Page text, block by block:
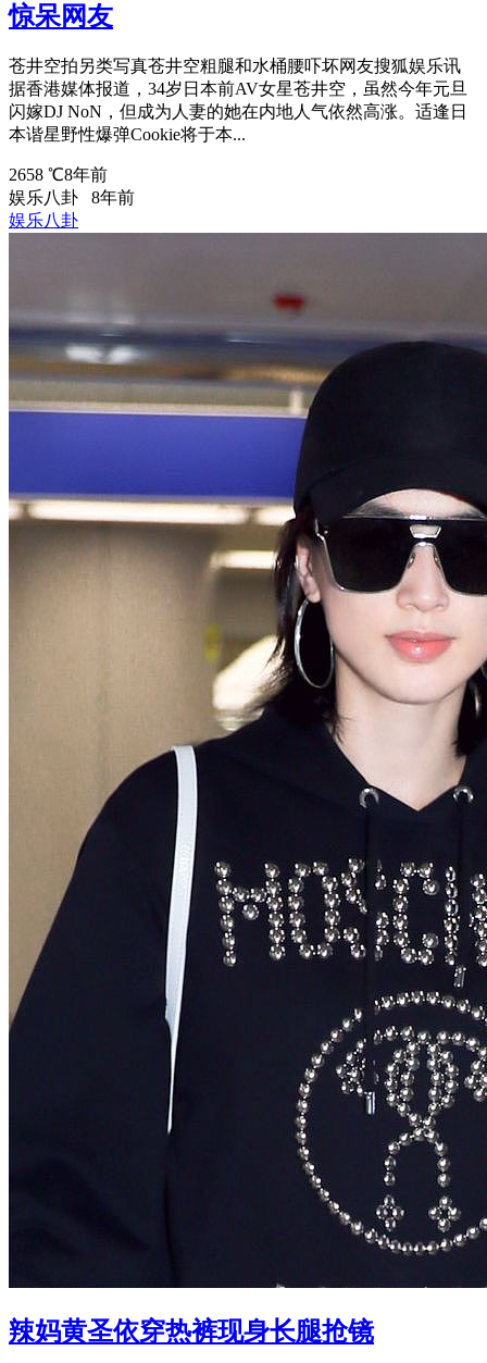
惊呆网友
苍井空拍另类写真苍井空粗腿和水桶腰吓坏网友搜狐娱乐讯
据香港媒体报道，34岁日本前AV女星苍井空，虽然今年元旦
闪嫁DJ NoN，但成为人妻的她在内地人气依然高涨。适逢日
本谐星野性爆弹Cookie将于本...
2658 ℃8年前
娱乐八卦
8年前
娱乐八卦
辣妈黄圣依穿热裤现身长腿抢镜